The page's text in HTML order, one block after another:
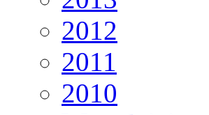
2012
2011
2010